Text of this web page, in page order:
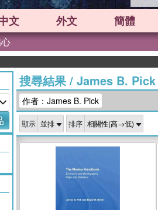
文 外文 簡體
搜尋結果/ James B. Pick
作者：James B. Pick
顯示 排序